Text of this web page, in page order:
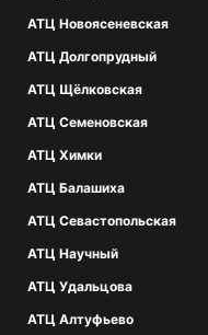
АТЦ Новоясеневская
АТЦ Долгопрудный
АТЦ Щёлковская
АТЦ Семеновская
АТЦ Химки
АТЦ Балашиха
АТЦ Севастопольская
АТЦ Научный
АТЦ Удальцова
АТЦ Алтуфьево